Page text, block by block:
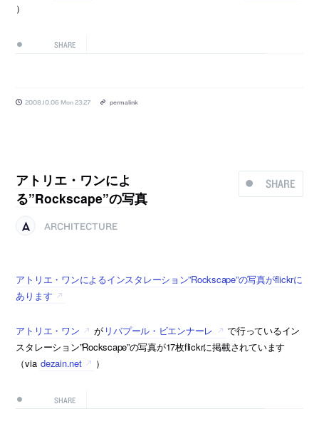
）
SHARE
2008.10.06 Mon 23:27 permalink
SHARE
アトリエ・ワンによ
る”Rockscape”の写真
ARCHITECTURE
アトリエ・ワンによるインスタレーション”Rockscape”の写真がflickrに
あります
アトリエ・ワン が リバプール・ビエンナーレ
で行っているイン
スタレーション”Rockscape”の写真が17枚flickrに掲載されています
（via dezain.net ）
SHARE